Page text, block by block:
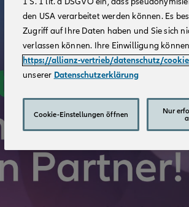
den USA verarbeitet werden können. Es
Zugriff auf Ihre Daten haben und Sie sich
verlassen können. Ihre Einwilligung
https://allianz-vertrieb/datenschutz/
unserer Datenschutzerklärung
Cookie-Einstellungen öffnen
Nur